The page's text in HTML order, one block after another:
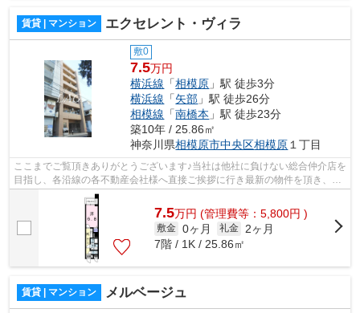
賃貸 | マンション エクセレント・ヴィラ
敷0
7.5万円
横浜線 「相模原 」駅 徒歩3分
横浜線 「矢部 」駅 徒歩26分
相模線 「南橋本 」駅 徒歩23分
築10年 / 25.86㎡
神奈川県相模原市中央区相模原 １丁目
ここまでご覧頂きありがとうございます♪当社は他社に負けない総合仲介店を
目指し、各沿線の各不動産会社様へ直接ご挨拶に行き最新の物件を頂き、お
客様へ提供しております！最新の情報...
7.5万円 (管理費等：5,800円 )
敷金 0ヶ月 礼金
2ヶ月
7階 / 1K / 25.86㎡
賃貸 | マンション メルベージュ